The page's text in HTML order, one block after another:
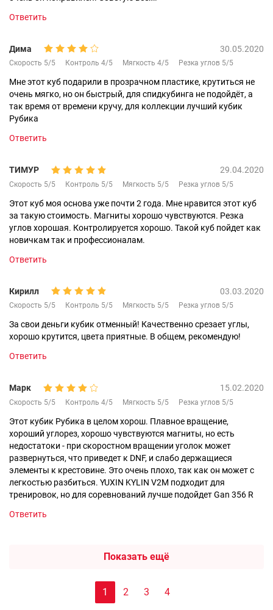
Ответить
Дима 30.05.2020
Скорость 5/5 Контроль 4/5 Мягкость 4/5 Резка углов 5/5
Мне этот куб подарили в прозрачном пластике, крутиться не
очень мягко, но он быстрый, для спидкубинга не подойдёт, а
так время от времени кручу, для коллекции лучший кубик
Рубика
Ответить
ТИМУР 29.04.2020
Скорость 5/5 Контроль 5/5 Мягкость 5/5 Резка углов 5/5
Этот куб моя основа уже почти 2 года. Мне нравится этот куб
за такую стоимость. Магниты хорошо чувствуются. Резка
углов хорошая. Контролируется хорошо. Такой куб пойдет как
новичкам так и профессионалам.
Ответить
Кирилл 03.03.2020
Скорость 5/5 Контроль 5/5 Мягкость 5/5 Резка углов 5/5
За свои деньги кубик отменный! Качественно срезает углы,
хорошо крутится, цвета приятные. В общем, рекомендую!
Ответить
Марк 15.02.2020
Скорость 5/5 Контроль 4/5 Мягкость 5/5 Резка углов 5/5
Этот кубик Рубика в целом хорош. Плавное вращение,
хороший углорез, хорошо чувствуются магниты, но есть
недостатоки - при скоростном вращении уголок может
развернуться, что приведет к DNF, и слабо держащиеся
элементы к крестовине. Это очень плохо, так как он может с
легкостью разбиться. YUXIN KYLIN V2M подходит для
тренировок, но для соревнований лучше подойдет Gan 356 R
Ответить
Показать ещё
1 2 3 4